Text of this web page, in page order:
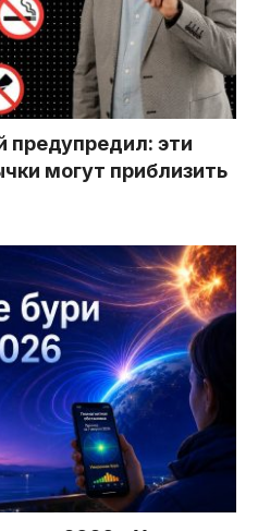
предупредил: эти
могут приблизить